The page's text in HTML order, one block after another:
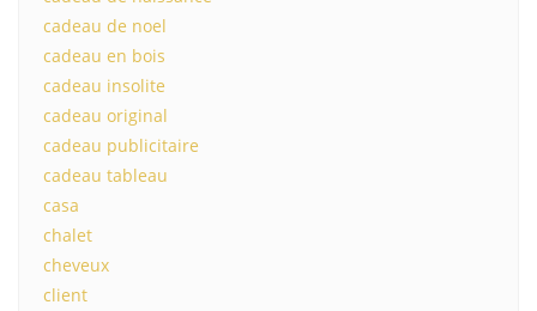
cadeau de noel
cadeau en bois
cadeau insolite
cadeau original
cadeau publicitaire
cadeau tableau
casa
chalet
cheveux
client